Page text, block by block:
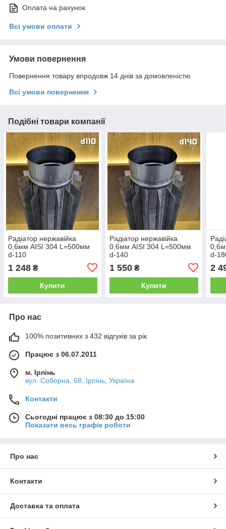
Оплата на рахунок
Всі умови оплати
Умови повернення
Повернення товару впродовж 14 днів за домовленістю
Всі умови повернення
Подібні товари компанії
Радіатор нержавійка
0,6мм AISI 304 L=500мм
d-110
1 248 ₴
Купити
Радіатор нержавійка
0,6мм AISI 304 L=500мм
d-140
1 550₴
Купити
d-
2
Про нас
100% позитивних з 432 відгуків за рік
Працює з 06.07.2011
м. Ірпінь
вул. Соборна, 68, Ірпінь, Україна
Контакти
Сьогодні працює з 08:30 до 15:00
Показати весь графік роботи
Про нас
Контакти
Доставка та оплата